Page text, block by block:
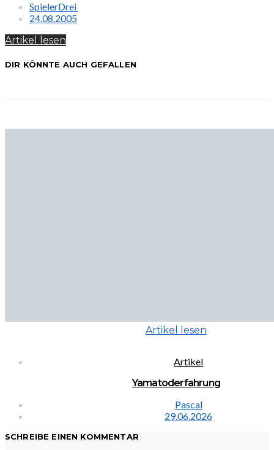
SpielerDrei
24.08.2005
Artikel lesen
DIR KÖNNTE AUCH GEFALLEN
Artikel lesen
Artikel
Yamatoderfahrung
Pascal
29.06.2026
SCHREIBE EINEN KOMMENTAR